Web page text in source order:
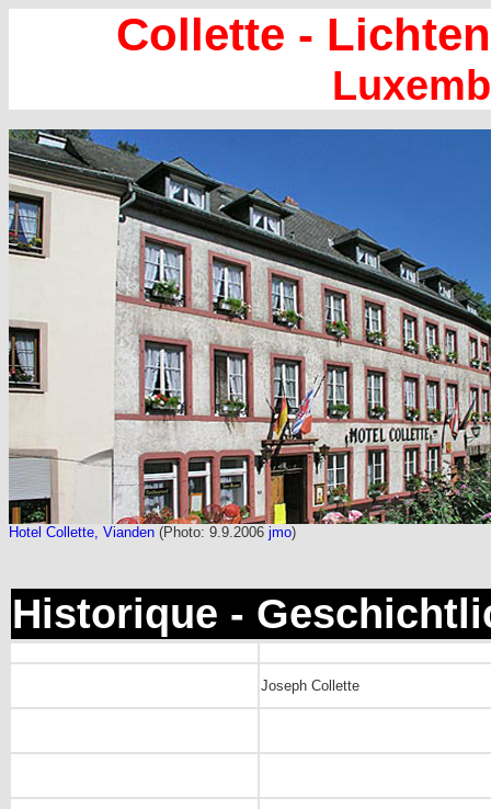
Collette -
Hotel Collette, Vianden (Photo: 9.9.2006 jmo)
Historique -
Joseph Collette